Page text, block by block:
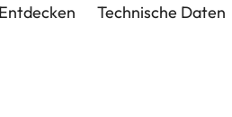
Entdecken Technische Daten